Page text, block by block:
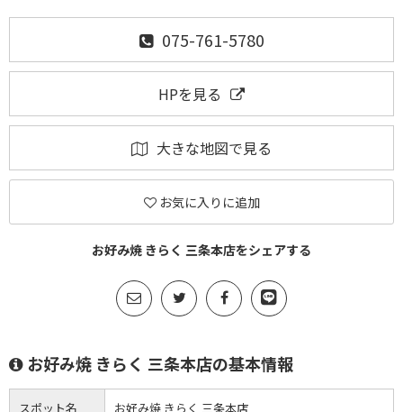
075-761-5780
HPを見る
大きな地図で見る
お気に入りに追加
お好み焼 きらく 三条本店をシェアする
お好み焼 きらく 三条本店の基本情報
スポット名 お好み焼 きらく 三条本店